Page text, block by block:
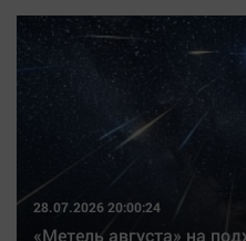
28.07.2026 20:00:24
«Метель августа» на